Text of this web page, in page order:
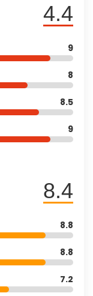
4.4
9
8
8.5
9
8.4
8.8
8.8
7.2